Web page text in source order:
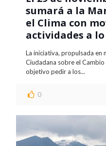
sumará a la
el Clima con
actividades a
La iniciativa, propulsada en
Ciudadana sobre el
objetivo pedir a los...
0